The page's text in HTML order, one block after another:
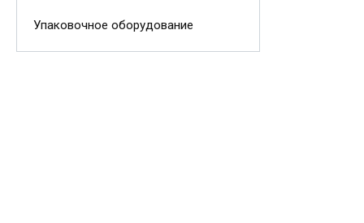
Упаковочное оборудование